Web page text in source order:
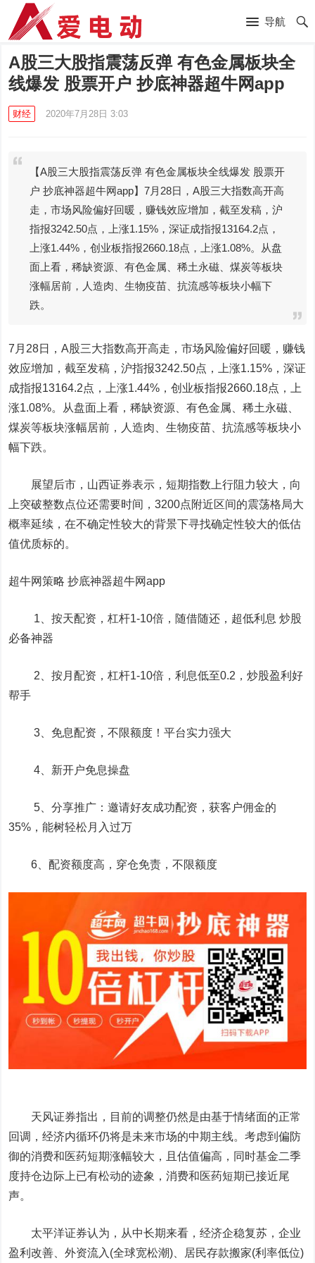
导航
A股三大股指震荡反弹 有色金属板块全
线爆发 股票开户 抄底神器超牛网app
财经 2020年7月28日 3:03
【A股三大股指震荡反弹 有色金属板块全线爆发 股票开
户 抄底神器超牛网app】7月28日，A股三大指数高开高
走，市场风险偏好回暖，赚钱效应增加，截至发稿，沪
指报3242.50点，上涨1.15%，深证成指报13164.2点，
上涨1.44%，创业板指报2660.18点，上涨1.08%。从盘
面上看，稀缺资源、有色金属、稀土永磁、煤炭等板块
涨幅居前，人造肉、生物疫苗、抗流感等板块小幅下
跌。
7月28日，A股三大指数高开高走，市场风险偏好回暖，赚钱
效应增加，截至发稿，沪指报3242.50点，上涨1.15%，深证
成指报13164.2点，上涨1.44%，创业板指报2660.18点，上
涨1.08%。从盘面上看，稀缺资源、有色金属、稀土永磁、
煤炭等板块涨幅居前，人造肉、生物疫苗、抗流感等板块小
幅下跌。
展望后市，山西证券表示，短期指数上行阻力较大，向
上突破整数点位还需要时间，3200点附近区间的震荡格局大
概率延续，在不确定性较大的背景下寻找确定性较大的低估
值优质标的。
超牛网策略 抄底神器超牛网app
1、按天配资，杠杆1-10倍，随借随还，超低利息 炒股
必备神器
2、按月配资，杠杆1-10倍，利息低至0.2，炒股盈利好
帮手
3、免息配资，不限额度！平台实力强大
4、新开户免息操盘
5、分享推广：邀请好友成功配资，获客户佣金的
35%，能树轻松月入过万
6、配资额度高，穿仓免责，不限额度
天风证券指出，目前的调整仍然是由基于情绪面的正常
回调，经济内循环仍将是未来市场的中期主线。考虑到偏防
御的消费和医药短期涨幅较大，且估值偏高，同时基金二季
度持仓边际上已有松动的迹象，消费和医药短期已接近尾
声。
太平洋证券认为，从中长期来看，经济企稳复苏，企业
盈利改善、外资流入(全球宽松潮)、居民存款搬家(利率低位)